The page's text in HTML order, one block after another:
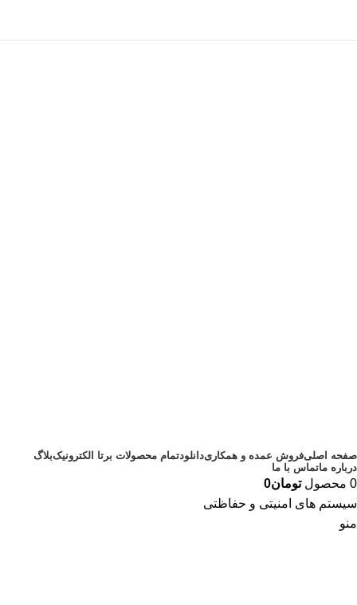
صفحه اصلیفروش عمده و همکاریدانلودتمام محصولات برتا الکترونیکبلاگ
درباره ماتماس با ما
0 محصول تومان0
سیستم های امنیتی و حفاظتی
منو